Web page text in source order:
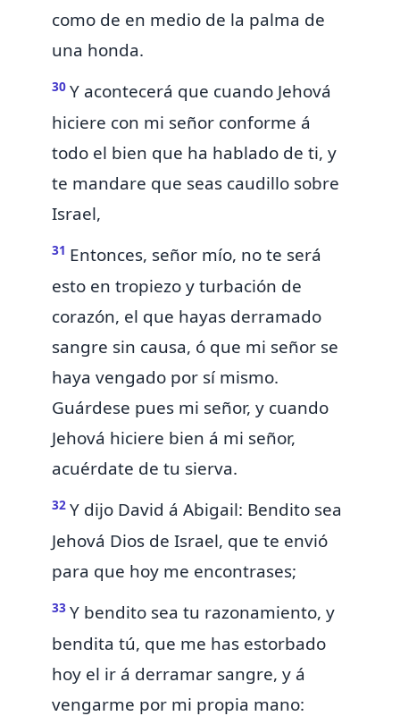
como de en medio de la palma de
una honda.
30 Y acontecerá que cuando Jehová
hiciere con mi señor conforme á
todo el bien que ha hablado de ti, y
te mandare que seas caudillo sobre
Israel,
31 Entonces, señor mío, no te será
esto en tropiezo y turbación de
corazón, el que hayas derramado
sangre sin causa, ó que mi señor se
haya vengado por sí mismo.
Guárdese pues mi señor, y cuando
Jehová hiciere bien á mi señor,
acuérdate de tu sierva.
32 Y dijo David á Abigail: Bendito sea
Jehová Dios de Israel, que te envió
para que hoy me encontrases;
33 Y bendito sea tu razonamiento, y
bendita tú, que me has estorbado
hoy el ir á derramar sangre, y á
vengarme por mi propia mano: